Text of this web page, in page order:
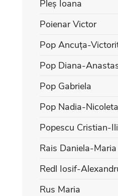
Pleș Ioana
Poienar Victor
Pop Ancuța-
Pop Diana-
Pop Gabriela
Pop Nadia-Nicoleta
Popescu Cristian-
Rais Daniela-Maria
Redl Iosif-
Rus Maria